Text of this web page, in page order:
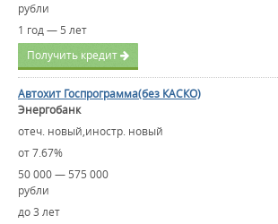
рубли
1 год — 5 лет
Получить кредит
Автохит Госпрограмма(без КАСКО)
Энергобанк
отеч. новый,иностр. новый
от 7.67%
50 000 — 575 000
рубли
до 3 лет